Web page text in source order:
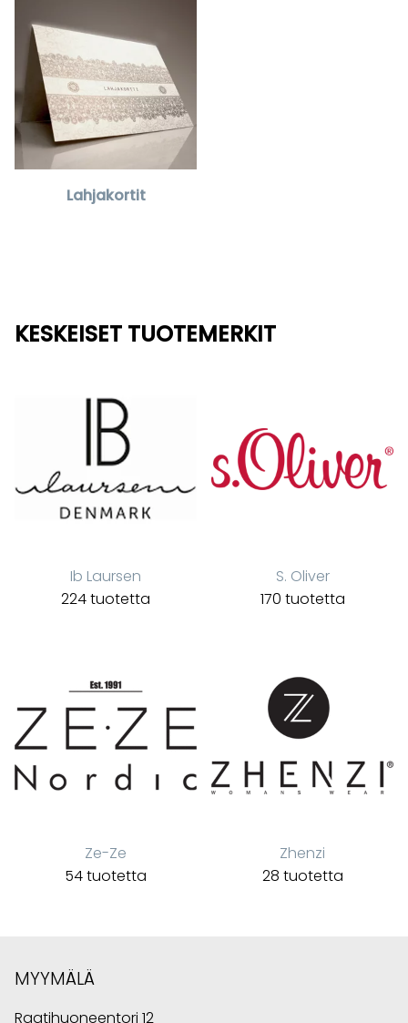
Lahjakortit
KESKEISET TUOTEMERKIT
Ib Laursen
224 tuotetta
S. Oliver
170 tuotetta
Ze-Ze
54 tuotetta
Zhenzi
28 tuotetta
MYYMÄLÄ
Raatihuoneentori 12